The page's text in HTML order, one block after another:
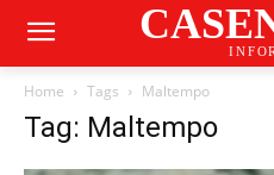
Home Tags Maltempo
Tag: Maltempo